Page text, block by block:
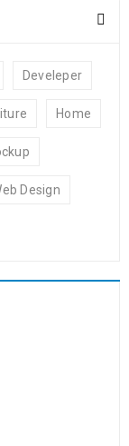
Develeper
Home
Design